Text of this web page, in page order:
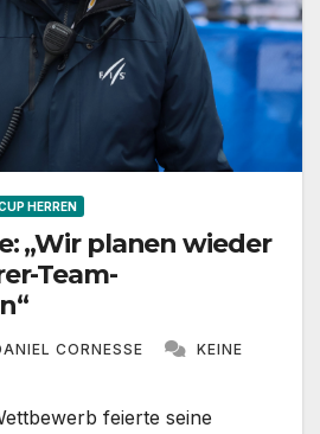
HERREN
„Wir planen wieder
Team-
CORNESSE
KEINE
feierte seine